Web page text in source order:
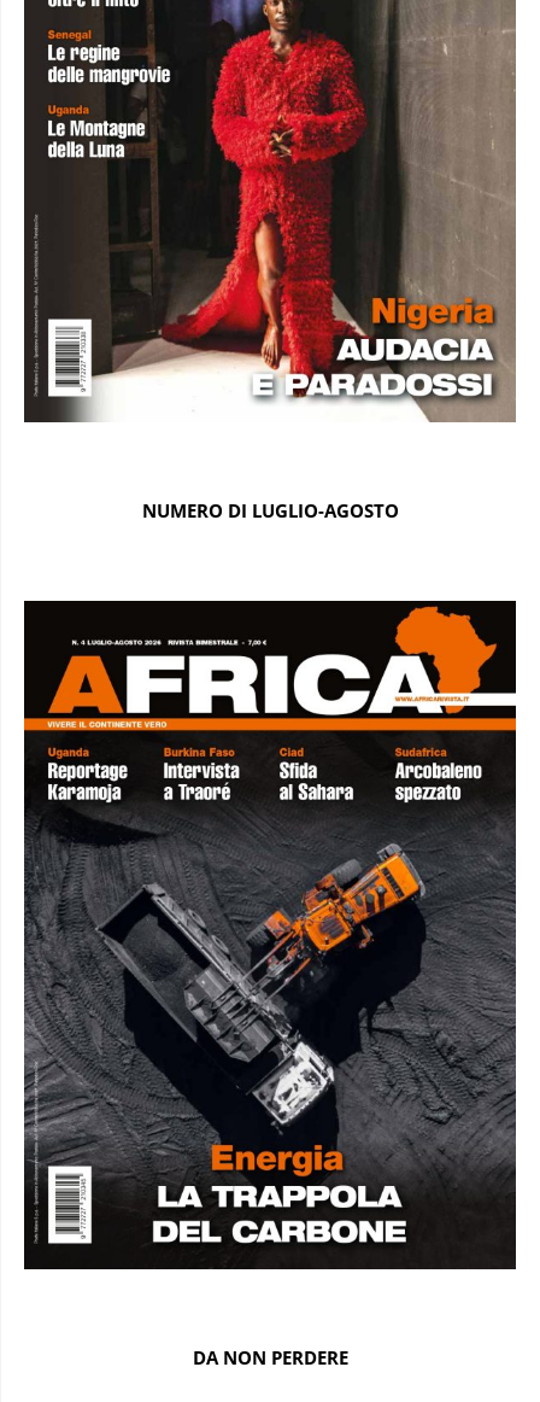
NUMERO DI LUGLIO-AGOSTO
DA NON PERDERE